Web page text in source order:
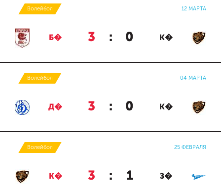
Волейбол 12 МАРТА
Б� 3 : 0 К�
Волейбол 04 МАРТА
Д� 3 : 0 К�
Волейбол 25 ФЕВРАЛЯ
К� 3 : 1 З�